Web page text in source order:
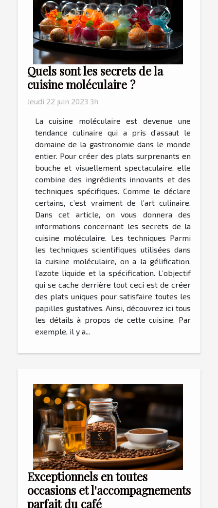
Quels sont les secrets de la
cuisine moléculaire ?
Jeudi 22 juin 2023 3h
La cuisine moléculaire est devenue une
tendance culinaire qui a pris d’assaut le
domaine de la gastronomie dans le monde
entier. Pour créer des plats surprenants en
bouche et visuellement spectaculaire, elle
combine des ingrédients innovants et des
techniques spécifiques. Comme le déclare
certains, c’est vraiment de l’art culinaire.
Dans cet article, on vous donnera des
informations concernant les secrets de la
cuisine moléculaire. Les techniques Parmi
les techniques scientifiques utilisées dans
la cuisine moléculaire, on a la gélification,
l’azote liquide et la spécification. L’objectif
qui se cache derrière tout ceci est de créer
des plats uniques pour satisfaire toutes les
papilles gustatives. Ainsi, découvrez ici tous
les détails à propos de cette cuisine. Par
exemple, il y a...
Exceptionnels en toutes
occasions et l'accompagnements
parfait du café